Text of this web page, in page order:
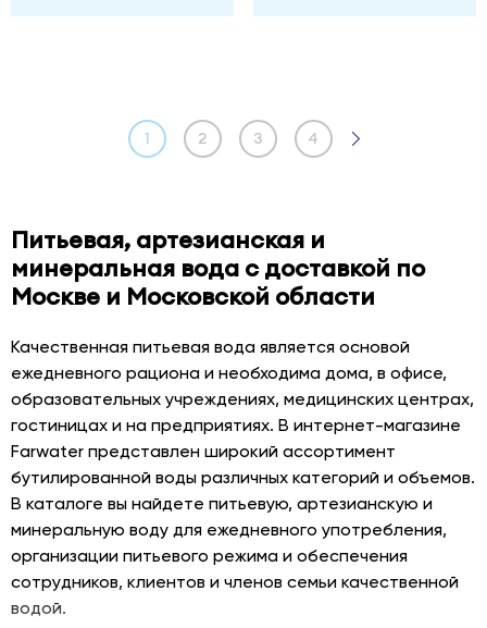
1 2 3 4
Питьевая, артезианская и
минеральная вода с доставкой по
Москве и Московской области
Качественная питьевая вода является основой
ежедневного рациона и необходима дома, в офисе,
образовательных учреждениях, медицинских центрах,
гостиницах и на предприятиях. В интернет-магазине
Farwater представлен широкий ассортимент
бутилированной воды различных категорий и объемов.
В каталоге вы найдете питьевую, артезианскую и
минеральную воду для ежедневного употребления,
организации питьевого режима и обеспечения
сотрудников, клиентов и членов семьи качественной
водой.